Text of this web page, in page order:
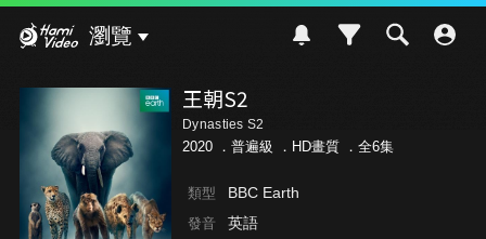
瀏覽
王朝S2
Dynasties S2
2020 ． 普遍級 ．HD畫質 ．全6集
類型 BBC Earth
發音 英語